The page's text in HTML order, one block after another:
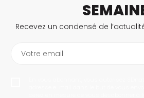
Recevez un condensé de
Votre email